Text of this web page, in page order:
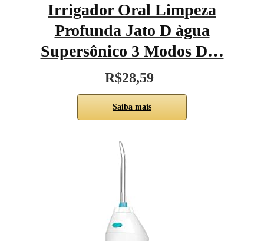
Irrigador Oral Limpeza
Profunda Jato D àgua
Supersônico 3 Modos D…
R$28,59
Saiba mais